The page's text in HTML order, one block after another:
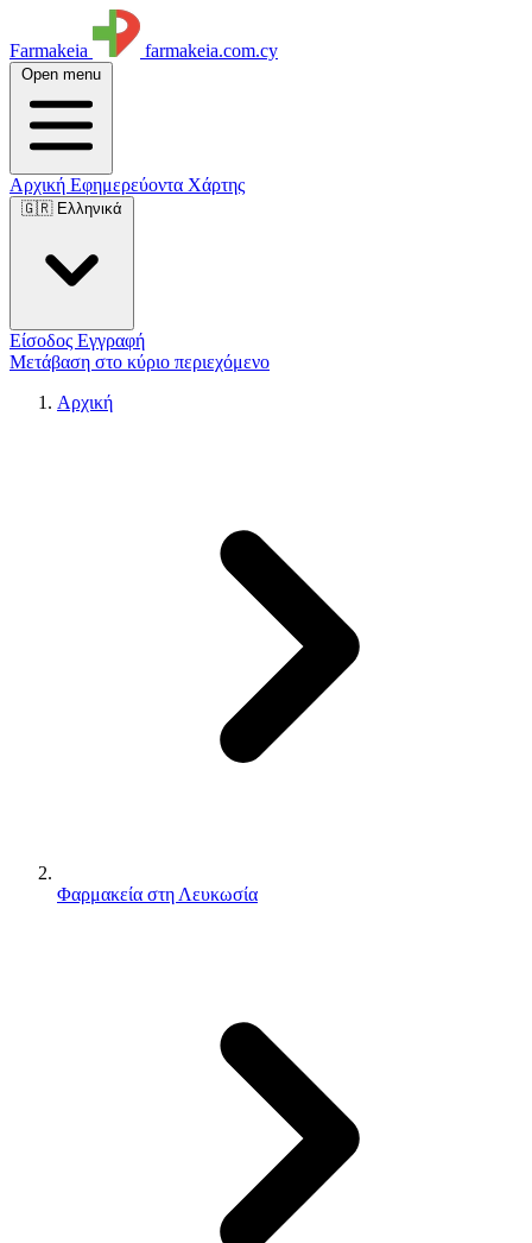
Farmakeia farmakeia.com.cy
Open menu
Αρχική Εφημερεύοντα Χάρτης
🇬🇷 Ελληνικά
Είσοδος Εγγραφή
Μετάβαση στο κύριο περιεχόμενο
Αρχική
Φαρμακεία στη Λευκωσία